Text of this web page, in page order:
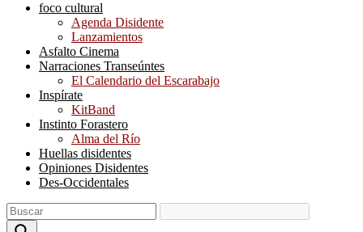
foco cultural
Agenda Disidente
Lanzamientos
Asfalto Cinema
Narraciones Transeúntes
El Calendario del Escarabajo
Inspírate
KitBand
Instinto Forastero
Alma del Río
Huellas disidentes
Opiniones Disidentes
Des-Occidentales